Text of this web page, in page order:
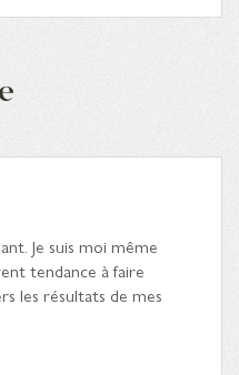
Je suis moi même
tendance à faire
les résultats de mes